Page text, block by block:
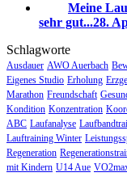
Meine
sehr gut...28.
Schlagworte
Ausdauer AWO Auerbach
Eigenes Studio Erholung
Marathon Freundschaft
Kondition Konzentration
ABC Laufanalyse
Lauftraining Winter
Regeneration
mit Kindern U14 Aue